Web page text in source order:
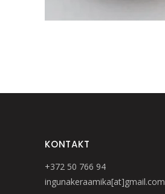
KONTAKT
+372 50 766 94
ingunakeraamika[at]gmail.com